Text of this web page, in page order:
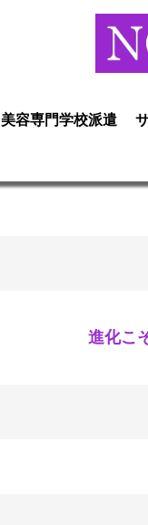
美容専門学校派遣
進化こ